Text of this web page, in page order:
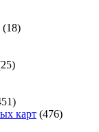
(18)
карт (476)